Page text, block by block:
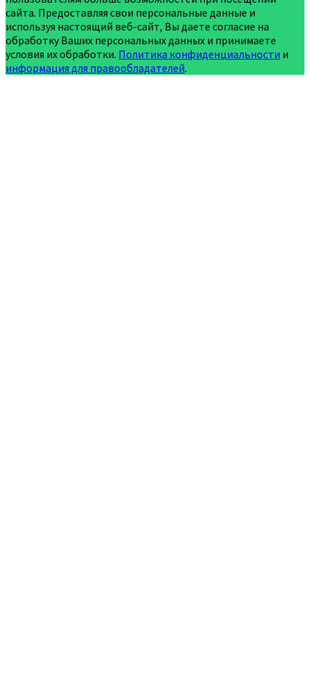
сайта. Предоставляя свои персональные данные и
используя настоящий веб-сайт, Вы даете согласие на
обработку Ваших персональных данных и принимаете
условия их обработки. Политика конфиденциальности и
информация для правообладателей.